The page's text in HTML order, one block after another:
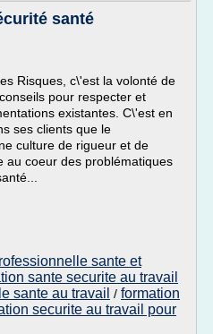
santé
Risques, c\'est la volonté de
pour respecter et
existantes. C\'est en
ses clients que le
culture de rigueur et de
au coeur des problématiques
sante et
sante securite au travail
sante au travail / formation
securite au travail pour